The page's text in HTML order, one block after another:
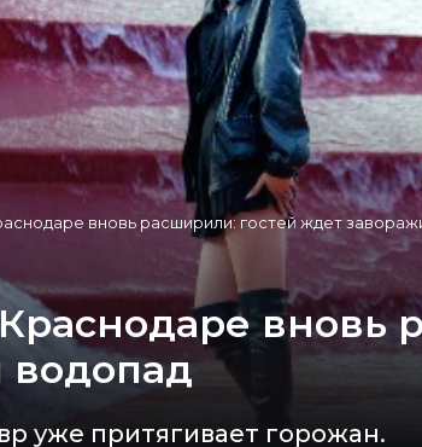
вновь расширили: гостей ждет
вновь
уже притягивает горожан.